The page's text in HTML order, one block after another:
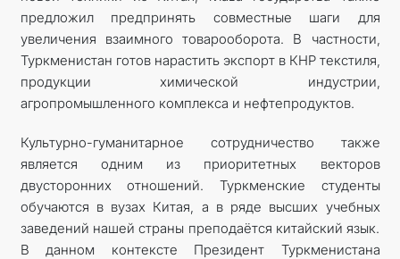
предложил предпринять совместные шаги для
увеличения взаимного товарооборота. В частности,
Туркменистан готов нарастить экспорт в КНР текстиля,
продукции химической индустрии,
агропромышленного комплекса и нефтепродуктов.
Культурно-гуманитарное сотрудничество также
является одним из приоритетных векторов
двусторонних отношений. Туркменские студенты
обучаются в вузах Китая, а в ряде высших учебных
заведений нашей страны преподаётся китайский язык.
В данном контексте Президент Туркменистана